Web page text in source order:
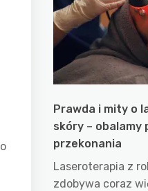
Prawda i mity o
skóry – obalamy
przekonania
Laseroterapia z
zdobywa coraz